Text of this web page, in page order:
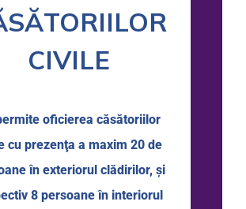
CIVILE
oficierea căsătoriilor
cu prezenţa a maxim 20 de
în exteriorul clădirilor, și
8 persoane în interiorul